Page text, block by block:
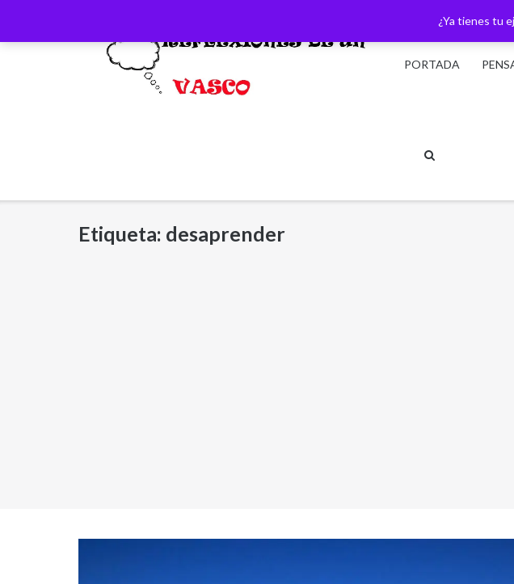
¿Ya tienes tu
PORTADA
Etiqueta: desaprender